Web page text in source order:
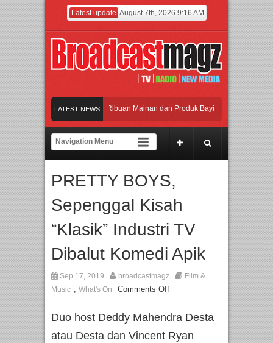
Latest update August 7th, 2026 9:16 AM
LATEST NEWS
Jakarta dengan Ribuan Mainan dan Produk Bayi dari Seluruh Dunia,
Gerbang Inovasi dan Peluang Bisnis Industri Gifts dan Housewares Asia
Perpaduan Warisan Dan Semangat Lokal, BIRKENSTOCK INDONESIA
Jakarta dengan Ribuan Mainan dan Produk Bayi dari Seluruh Dunia,
PRETTY BOYS,
Sepenggal Kisah
“Klasik” Industri TV
Dibalut Komedi Apik
Sep 17, 2019 broadcastmagz
Film &
Music , What's On Comments Off
Duo host Deddy Mahendra Desta
atau Desta dan Vincent Ryan